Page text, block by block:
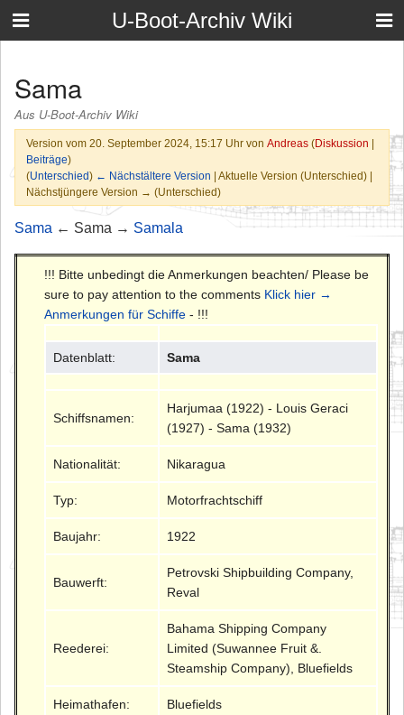
U-Boot-Archiv Wiki
Sama
Aus U-Boot-Archiv Wiki
Version vom 20. September 2024, 15:17 Uhr von Andreas (Diskussion |
Beiträge)
(Unterschied) ← Nächstältere Version | Aktuelle Version (Unterschied) |
Nächstjüngere Version → (Unterschied)
Sama ← Sama → Samala
!!! Bitte unbedingt die Anmerkungen beachten/ Please be
sure to pay attention to the comments Klick hier →
Anmerkungen für Schiffe - !!!
Datenblatt: Sama
Schiffsnamen:
Harjumaa (1922) - Louis Geraci
(1927) - Sama (1932)
Nationalität: Nikaragua
Typ: Motorfrachtschiff
Baujahr: 1922
Bauwerft:
Petrovski Shipbuilding Company,
Reval
Reederei:
Bahama Shipping Company
Limited (Suwannee Fruit &.
Steamship Company), Bluefields
Heimathafen: Bluefields